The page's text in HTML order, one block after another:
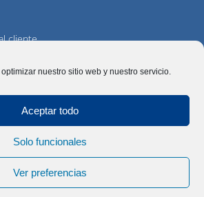
nuestro sitio web y nuestro servicio.
Aceptar todo
Solo funcionales
Ver preferencias
cliente
Informáticos, S.L. Todos los derechos
Legal|Política y cookies